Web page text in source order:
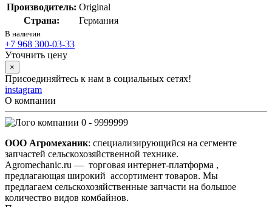
Производитель: Original
Страна:
Германия
В наличии
+7 968 300-03-33
Уточнить цену
×
Присоединяйтесь к нам в социальных сетях!
instagram
О компании
0 - 9999999
ООО Агромеханик: специализирующийся на сегменте
запчастей сельскохозяйственной технике.
Agromechanic.ru — торговая интернет-платформа ,
предлагающая широкий ассортимент товаров. Мы
предлагаем сельскохозяйственные запчасти на большое
количество видов комбайнов.